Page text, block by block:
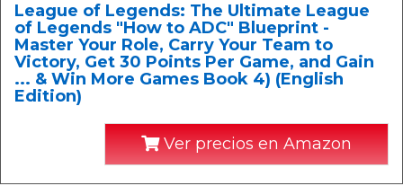
League of Legends: The Ultimate League
of Legends "How to ADC" Blueprint -
Master Your Role, Carry Your Team to
Victory, Get 30 Points Per Game, and Gain
... & Win More Games Book 4) (English
Edition)
Ver precios en Amazon